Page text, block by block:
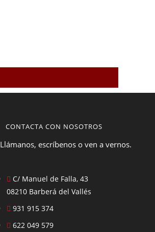
CONTACTA CON NOSOTROS
Llámanos, escríbenos o ven a vernos.
C/ Manuel de Falla, 43
08210 Barberá del Vallés
931 915 374
622 049 579